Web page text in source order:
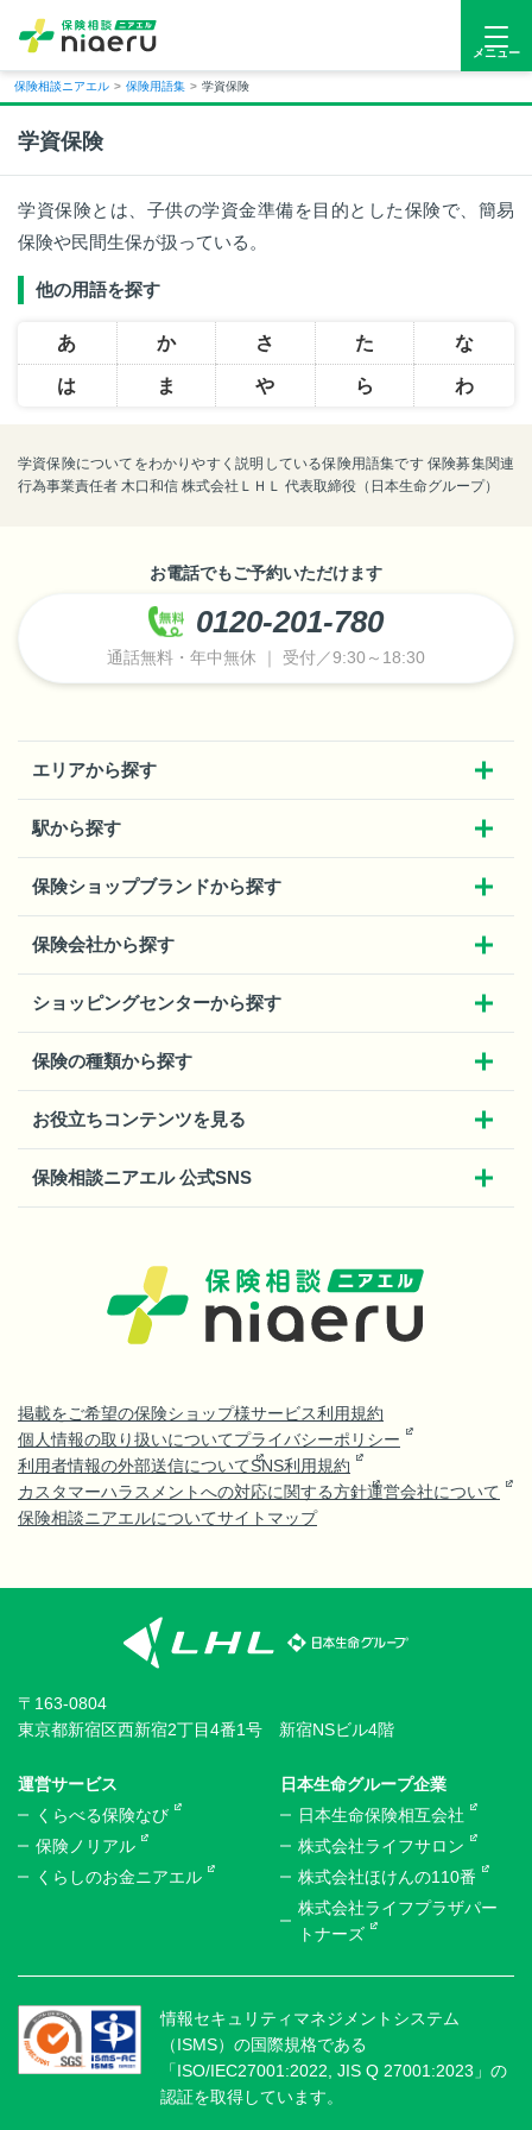
メニュー
保険相談ニアエル > 保険用語集 > 学資保険
学資保険
学資保険とは、子供の学資金準備を目的とした保険で、簡易
保険や民間生保が扱っている。
他の用語を探す
あ か さ た な
は ま や ら わ
学資保険についてをわかりやすく説明している保険用語集です 保険募集関連
行為事業責任者 木口和信 株式会社ＬＨＬ 代表取締役（日本生命グループ）
お電話でもご予約いただけます
0120-201-780
通話無料・年中無休 ｜ 受付／9:30～18:30
エリアから探す
駅から探す
保険ショップブランドから探す
保険会社から探す
ショッピングセンターから探す
保険の種類から探す
お役立ちコンテンツを見る
保険相談ニアエル 公式SNS
掲載をご希望の保険ショップ様サービス利用規約
個人情報の取り扱いについてプライバシーポリシー
利用者情報の外部送信についてSNS利用規約
カスタマーハラスメントへの対応に関する方針運営会社について
保険相談ニアエルについてサイトマップ
〒163-0804
東京都新宿区西新宿2丁目4番1号 新宿NSビル4階
運営サービス
くらべる保険なび
保険ノリアル
くらしのお金ニアエル
日本生命グループ企業
日本生命保険相互会社
株式会社ライフサロン
株式会社ほけんの110番
株式会社ライフプラザパー
トナーズ
情報セキュリティマネジメントシステム
（ISMS）の国際規格である
「ISO/IEC27001:2022, JIS Q 27001:2023」の
認証を取得しています。